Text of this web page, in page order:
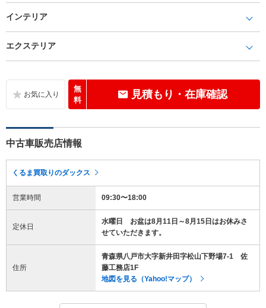
インテリア
エクステリア
無
料
見積もり・在庫確認
中古車販売店情報
くるま買取りのダックス
営業時間 09:30〜18:00
定休日
水曜日 お盆は8月11日～8月15日はお休みさ
せていただきます。
住所
青森県八戸市大字新井田字松山下野場7-1 佐
藤工務店1F
地図を見る（Yahoo!マップ）